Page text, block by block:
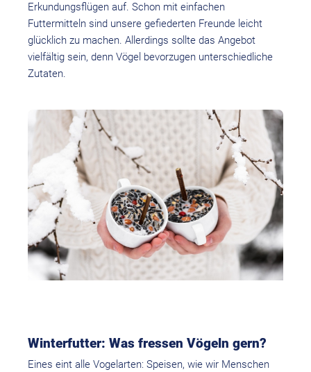
Erkundungsflügen auf. Schon mit einfachen
Futtermitteln sind unsere gefiederten Freunde leicht
glücklich zu machen. Allerdings sollte das Angebot
vielfältig sein, denn Vögel bevorzugen unterschiedliche
Zutaten.
Winterfutter: Was fressen Vögeln gern?
Eines eint alle Vogelarten: Speisen, wie wir Menschen